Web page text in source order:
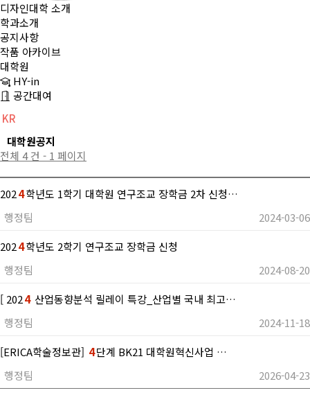
디자인대학 소개
학과소개
공지사항
작품 아카이브
대학원
HY-in
공간대여
KR
대학원공지
전체 4 건 - 1 페이지
2024학년도 1학기 대학원 연구조교 장학금 2차 신청…
행정팀
2024-03-06
2024학년도 2학기 연구조교 장학금 신청
행정팀
2024-08-20
[ 2024 산업동향분석 릴레이 특강_산업별 국내 최고…
행정팀
2024-11-18
[ERICA학술정보관] 4단계 BK21 대학원혁신사업 …
행정팀
2026-04-23